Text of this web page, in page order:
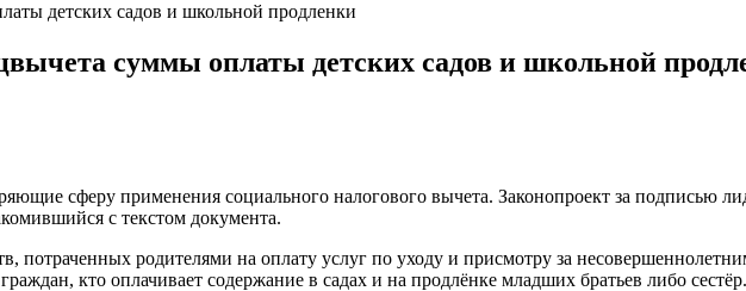
детских садов и школьной продленки
суммы оплаты детских садов и школьной
сферу применения социального налогового вычета. Законопроект за подписью
с текстом документа.
потраченных родителями на оплату услуг по уходу и присмотру за
кто оплачивает содержание в садах и на продлёнке младших братьев либо